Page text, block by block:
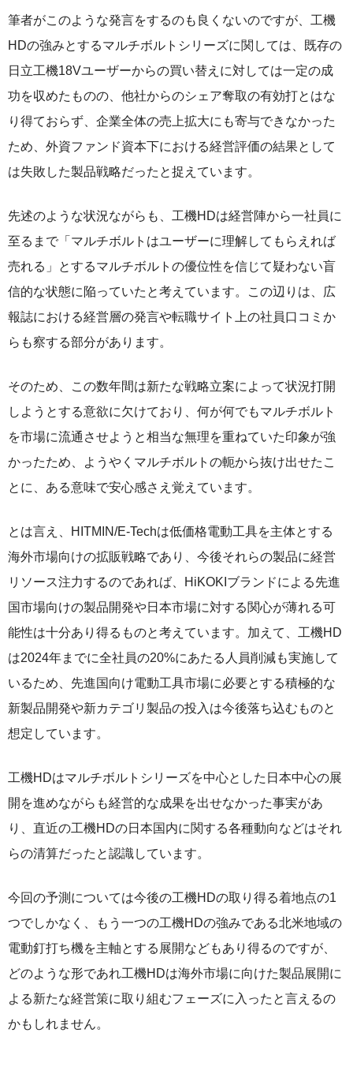
筆者がこのような発言をするのも良くないのですが、工機
HDの強みとするマルチボルトシリーズに関しては、既存の
日立工機18Vユーザーからの買い替えに対しては一定の成
功を収めたものの、他社からのシェア奪取の有効打とはな
り得ておらず、企業全体の売上拡大にも寄与できなかった
ため、外資ファンド資本下における経営評価の結果として
は失敗した製品戦略だったと捉えています。
先述のような状況ながらも、工機HDは経営陣から一社員に
至るまで「マルチボルトはユーザーに理解してもらえれば
売れる」とするマルチボルトの優位性を信じて疑わない盲
信的な状態に陥っていたと考えています。この辺りは、広
報誌における経営層の発言や転職サイト上の社員口コミか
らも察する部分があります。
そのため、この数年間は新たな戦略立案によって状況打開
しようとする意欲に欠けており、何が何でもマルチボルト
を市場に流通させようと相当な無理を重ねていた印象が強
かったため、ようやくマルチボルトの軛から抜け出せたこ
とに、ある意味で安心感さえ覚えています。
とは言え、HITMIN/E-Techは低価格電動工具を主体とする
海外市場向けの拡販戦略であり、今後それらの製品に経営
リソース注力するのであれば、HiKOKIブランドによる先進
国市場向けの製品開発や日本市場に対する関心が薄れる可
能性は十分あり得るものと考えています。加えて、工機HD
は2024年までに全社員の20%にあたる人員削減も実施して
いるため、先進国向け電動工具市場に必要とする積極的な
新製品開発や新カテゴリ製品の投入は今後落ち込むものと
想定しています。
工機HDはマルチボルトシリーズを中心とした日本中心の展
開を進めながらも経営的な成果を出せなかった事実があ
り、直近の工機HDの日本国内に関する各種動向などはそれ
らの清算だったと認識しています。
今回の予測については今後の工機HDの取り得る着地点の1
つでしかなく、もう一つの工機HDの強みである北米地域の
電動釘打ち機を主軸とする展開などもあり得るのですが、
どのような形であれ工機HDは海外市場に向けた製品展開に
よる新たな経営策に取り組むフェーズに入ったと言えるの
かもしれません。